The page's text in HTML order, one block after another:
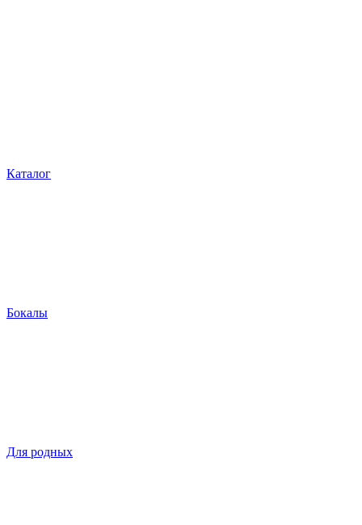
Каталог
Бокалы
Для родных